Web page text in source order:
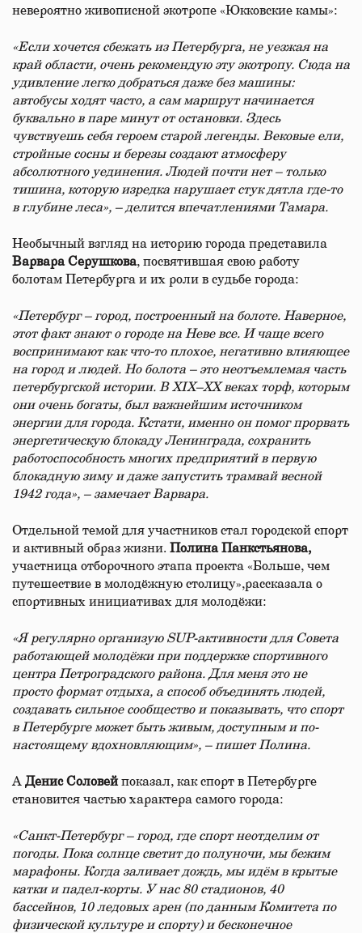
невероятно живописной экотропе «Юкковские камы»:
«Если хочется сбежать из Петербурга, не уезжая на
край области, очень рекомендую эту экотропу. Сюда на
удивление легко добраться даже без машины:
автобусы ходят часто, а сам маршрут начинается
буквально в паре минут от остановки. Здесь
чувствуешь себя героем старой легенды. Вековые ели,
стройные сосны и березы создают атмосферу
абсолютного уединения. Людей почти нет – только
тишина, которую изредка нарушает стук дятла где-то
в глубине леса», – делится впечатлениями Тамара.
Необычный взгляд на историю города представила
Варвара Серушкова, посвятившая свою работу
болотам Петербурга и их роли в судьбе города:
«Петербург – город, построенный на болоте. Наверное,
этот факт знают о городе на Неве все. И чаще всего
воспринимают как что-то плохое, негативно влияющее
на город и людей. Но болота – это неотъемлемая часть
петербургской истории. В XIX–XX веках торф, которым
они очень богаты, был важнейшим источником
энергии для города. Кстати, именно он помог прорвать
энергетическую блокаду Ленинграда, сохранить
работоспособность многих предприятий в первую
блокадную зиму и даже запустить трамвай весной
1942 года», – замечает Варвара.
Отдельной темой для участников стал городской спорт
и активный образ жизни. Полина Панкстьянова,
участница отборочного этапа проекта «Больше, чем
путешествие в молодёжную столицу»,рассказала о
спортивных инициативах для молодёжи:
«Я регулярно организую SUP-активности для Совета
работающей молодёжи при поддержке спортивного
центра Петроградского района. Для меня это не
просто формат отдыха, а способ объединять людей,
создавать сильное сообщество и показывать, что спорт
в Петербурге может быть живым, доступным и по-
настоящему вдохновляющим», – пишет Полина.
А Денис Соловей показал, как спорт в Петербурге
становится частью характера самого города:
«Санкт-Петербург – город, где спорт неотделим от
погоды. Пока солнце светит до полуночи, мы бежим
марафоны. Когда заливает дождь, мы идём в крытые
катки и падел-корты. У нас 80 стадионов, 40
бассейнов, 10 ледовых арен (по данным Комитета по
физической культуре и спорту) и бесконечное